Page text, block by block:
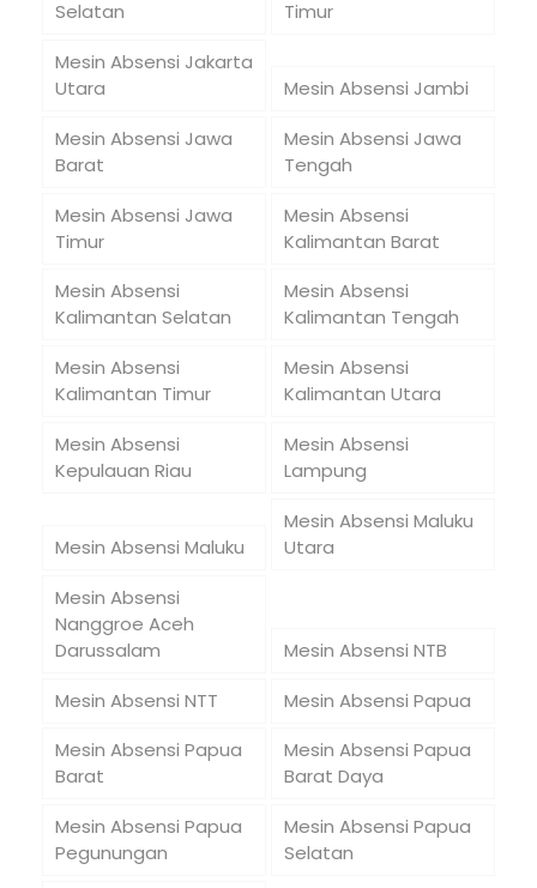
Selatan
Timur
Mesin Absensi Jakarta
Utara
Mesin Absensi Jambi
Mesin Absensi Jawa
Barat
Mesin Absensi Jawa
Tengah
Mesin Absensi Jawa
Timur
Mesin Absensi
Kalimantan Barat
Mesin Absensi
Kalimantan Selatan
Mesin Absensi
Kalimantan Tengah
Mesin Absensi
Kalimantan Timur
Mesin Absensi
Kalimantan Utara
Mesin Absensi
Kepulauan Riau
Mesin Absensi
Lampung
Mesin Absensi Maluku
Mesin Absensi Maluku
Utara
Mesin Absensi
Nanggroe Aceh
Darussalam
Mesin Absensi NTB
Mesin Absensi NTT
Mesin Absensi Papua
Mesin Absensi Papua
Barat
Mesin Absensi Papua
Barat Daya
Mesin Absensi Papua
Pegunungan
Mesin Absensi Papua
Selatan